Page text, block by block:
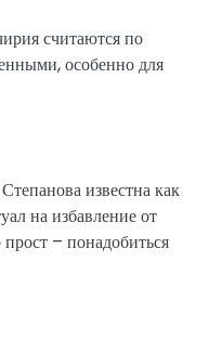
считаются по
особенно для
известна как
на избавление от
– понадобиться